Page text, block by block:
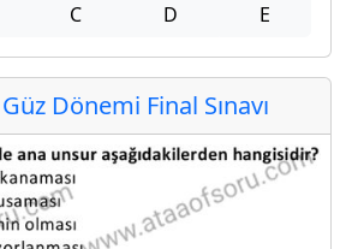
C D E
Dönemi Final Sınavı